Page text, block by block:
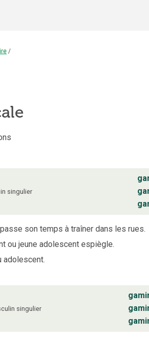
/
singulier
son temps à traîner dans les rues.
ou jeune adolescent espiègle.
adolescent.
singulier